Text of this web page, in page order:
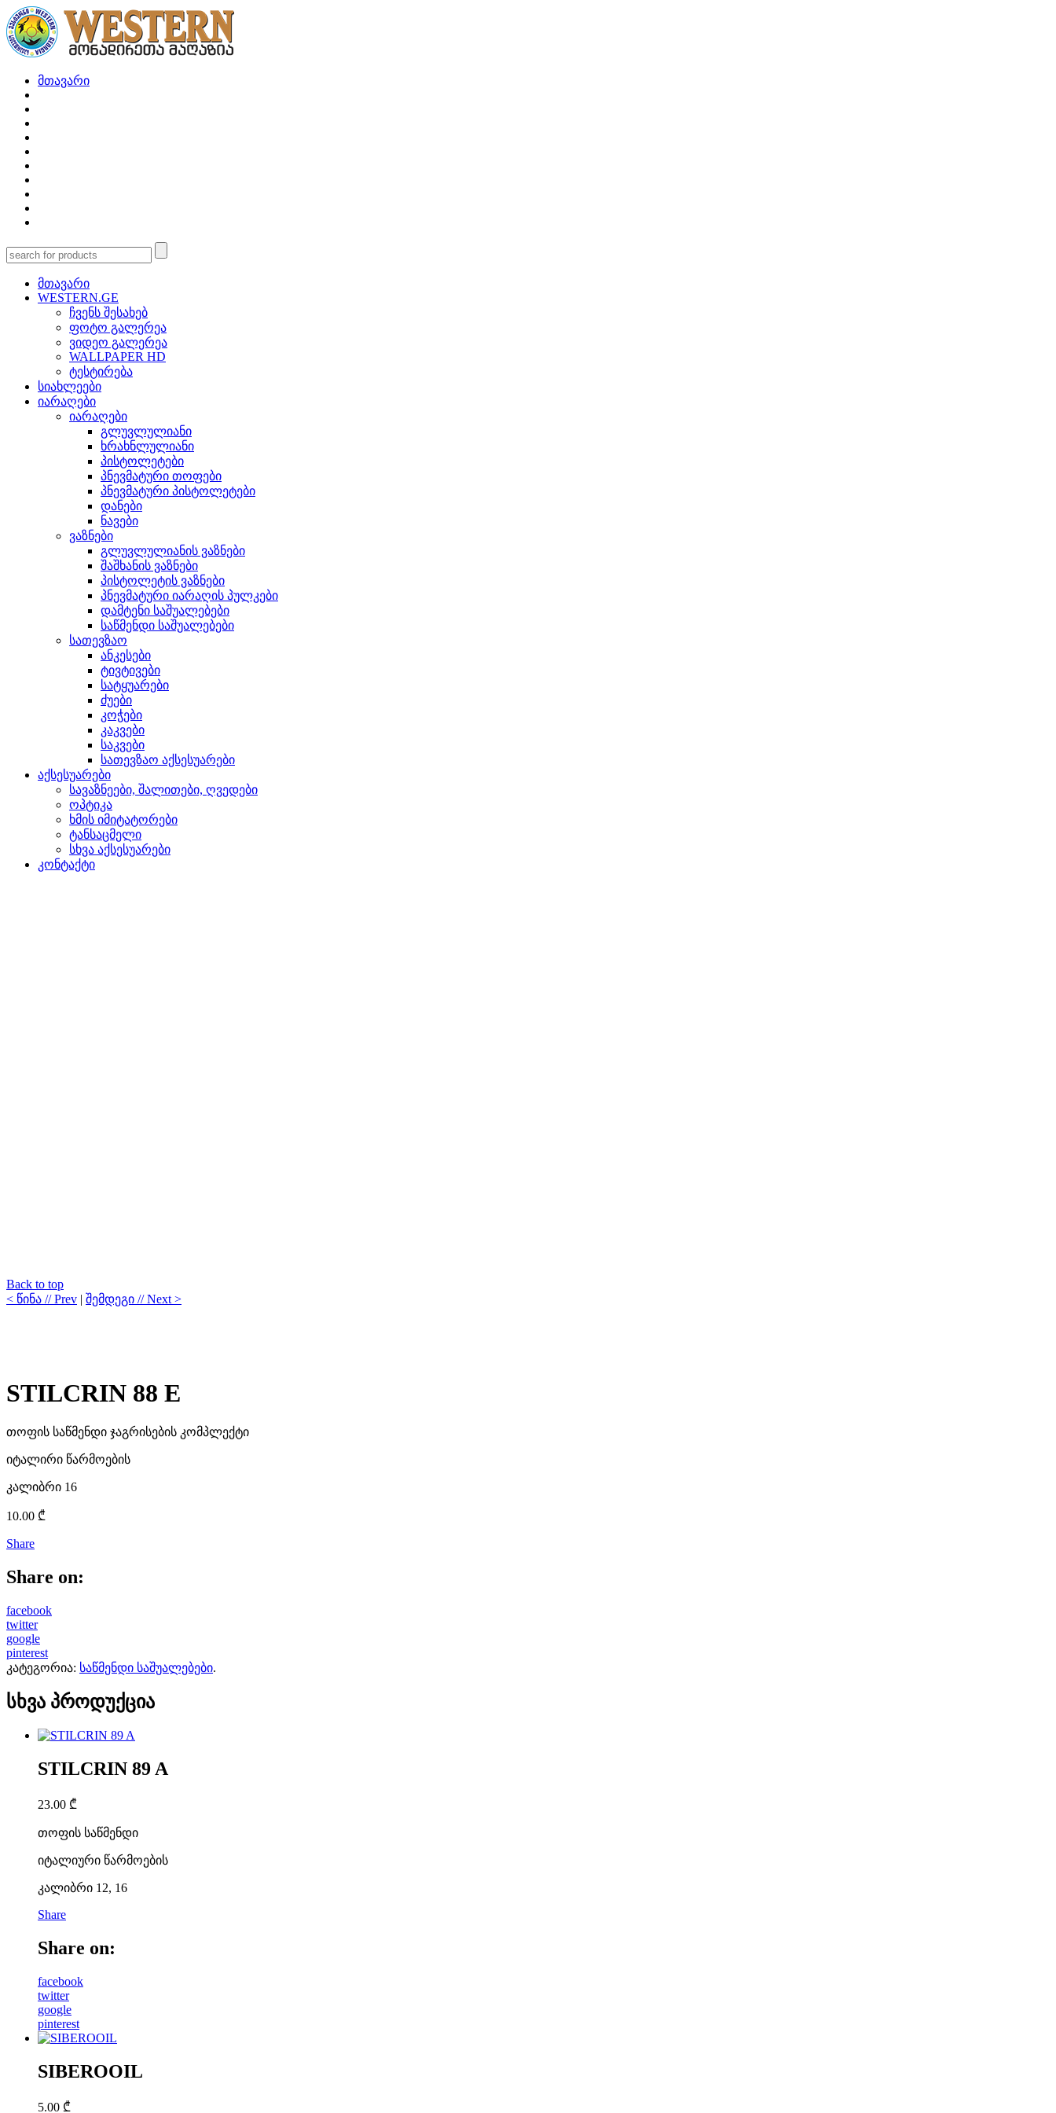
მთავარი
მთავარი
WESTERN.GE
ჩვენს შესახებ
ფოტო გალერეა
ვიდეო გალერეა
WALLPAPER HD
ტესტირება
სიახლეები
იარაღები
იარაღები
გლუვლულიანი
ხრახნლულიანი
პისტოლეტები
პნევმატური თოფები
პნევმატური პისტოლეტები
დანები
ნავები
ვაზნები
გლუვლულიანის ვაზნები
შაშხანის ვაზნები
პისტოლეტის ვაზნები
პნევმატური იარაღის პულკები
დამტენი საშუალებები
საწმენდი საშუალებები
სათევზაო
ანკესები
ტივტივები
სატყუარები
ძუები
კოჭები
კაკვები
საკვები
სათევზაო აქსესუარები
აქსესუარები
სავაზნეები, შალითები, ღვედები
ოპტიკა
ხმის იმიტატორები
ტანსაცმელი
სხვა აქსესუარები
კონტაქტი
Back to top
< წინა // Prev | შემდეგი // Next >
STILCRIN 88 E
თოფის საწმენდი ჯაგრისების კომპლექტი
იტალირი წარმოების
კალიბრი 16
10.00 ₾
Share
Share on:
facebook
twitter
google
pinterest
კატეგორია: საწმენდი საშუალებები.
სხვა პროდუქცია
STILCRIN 89 A
23.00 ₾
თოფის საწმენდი
იტალიური წარმოების
კალიბრი 12, 16
Share
Share on:
facebook
twitter
google
pinterest
SIBEROOIL
5.00 ₾